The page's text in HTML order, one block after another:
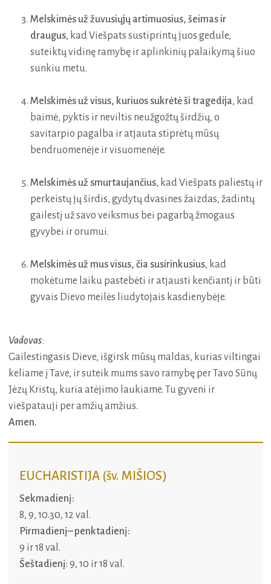
Melskimės už žuvusiųjų artimuosius, šeimas ir
draugus, kad Viešpats sustiprintų juos gedule,
suteiktų vidinę ramybę ir aplinkinių palaikymą šiuo
sunkiu metu.
Melskimės už visus, kuriuos sukrėtė ši tragedija, kad
baimė, pyktis ir neviltis neužgožtų širdžių, o
savitarpio pagalba ir atjauta stiprėtų mūsų
bendruomenėje ir visuomenėje.
Melskimės už smurtaujančius, kad Viešpats paliestų ir
perkeistų jų širdis, gydytų dvasines žaizdas, žadintų
gailestį už savo veiksmus bei pagarbą žmogaus
gyvybei ir orumui.
Melskimės už mus visus, čia susirinkusius, kad
mokėtume laiku pastebėti ir atjausti kenčiantį ir būti
gyvais Dievo meilės liudytojais kasdienybėje.
Vadovas:
Gailestingasis Dieve, išgirsk mūsų maldas, kurias viltingai
keliame į Tave, ir suteik mums savo ramybę per Tavo Sūnų
Jėzų Kristų, kuria atėjimo laukiame. Tu gyveni ir
viešpatauji per amžių amžius.
Amen.
EUCHARISTIJA (šv. MIŠIOS)
Sekmadienį:
8, 9, 10.30, 12 val.
Pirmadienį– penktadienį:
9 ir 18 val.
Šeštadienį: 9, 10 ir 18 val.